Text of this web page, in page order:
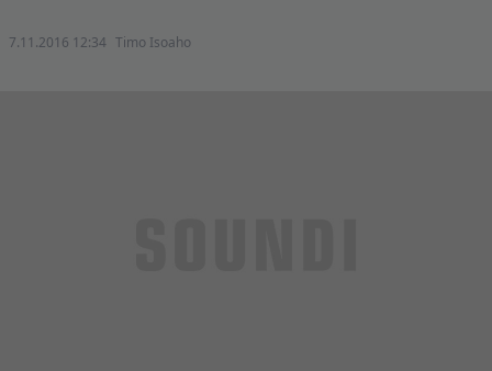
7.11.2016 12:34 Timo Isoaho